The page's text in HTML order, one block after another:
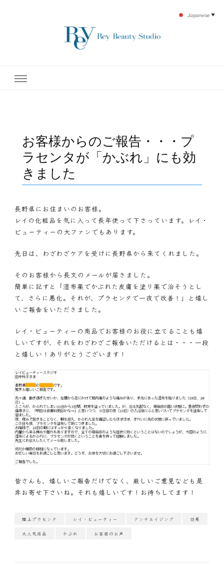
テ開設45年の実績を誇る本格エステだからこそ、お客様が必ず満足してもらえるこ
お客様からのご報告・・・プ
ラセンタが「かぶれ」にも効
きました
長野県にお住まいのお客様。
レイの化粧品を気に入って長年使って下さっています。レイ・
ビューティーの大ファンでもあります。
先日は、わざわざケアを受けに長野県から来てくれました。
そのお客様から長文のメールが届きました。
簡単に記すと「湿布薬でかぶれた皮膚を塗り薬で治そうとし
て、さらに悪化。それが、プラセンタで一夜で改善！」と嬉し
いご報告をいただきました。
レイ・ビューティーの商品でお客様のお役に立てることも嬉
しいですが、それをわざわざご報告いただけるとは・・・一段
と嬉しい！ありがとうございます！
皆さんも、嬉しいご報告だけでなく、厳しいご意見なども是
非お寄せ下さいね。それも嬉しいです！お待ちしてます！
極上プラセンタ レイ・ビューティー アンチエイジング 効果
大人気商品 かぶれ お客様のお声
Japanese ▼